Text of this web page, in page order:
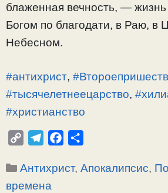
блаженная вечность, —
Богом по благодати, в Раю, в
Небесном.
#антихрист,
#тысячелетнеецарство,
#христианство
p
y
l
e
c
п
Рубрики
Антихрист,Апокалипсис,
времена